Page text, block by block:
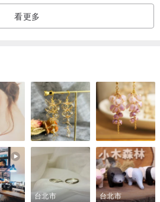
看更多
台北市 台北市